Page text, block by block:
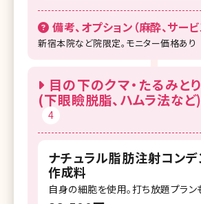
備考、オプション（麻酔、サービ
新宿本院など院限定。モニター価格あり
目の下のクマ・たるみとり
(下眼瞼脱脂、ハムラ法など)
4
ナチュラル脂肪注射コンデ
作成料
自身の細胞を使用。打ち放題プラン